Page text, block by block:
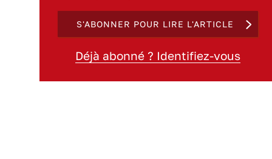
S'ABONNER POUR LIRE L'ARTICLE
Déjà abonné ? Identifiez-vous